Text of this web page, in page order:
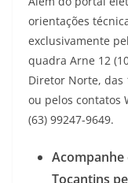
orientações
exclusivamente
quadra Arne 12
Diretor Norte, das
ou pelos contatos
(63) 99247-9649.
Tocantins